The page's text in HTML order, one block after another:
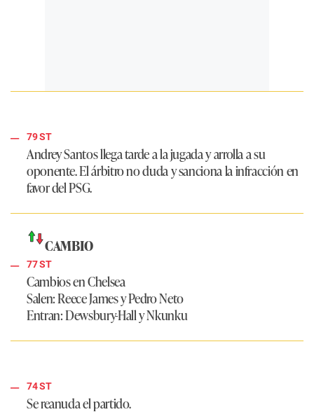
79 ST
Andrey Santos llega tarde a la jugada y arrolla a su
oponente. El árbitro no duda y sanciona la infracción en
favor del PSG.
CAMBIO
77 ST
Cambios en Chelsea
Salen:Reece James y Pedro Neto
Entran:Dewsbury-Hall y Nkunku
74 ST
Se reanuda el partido.